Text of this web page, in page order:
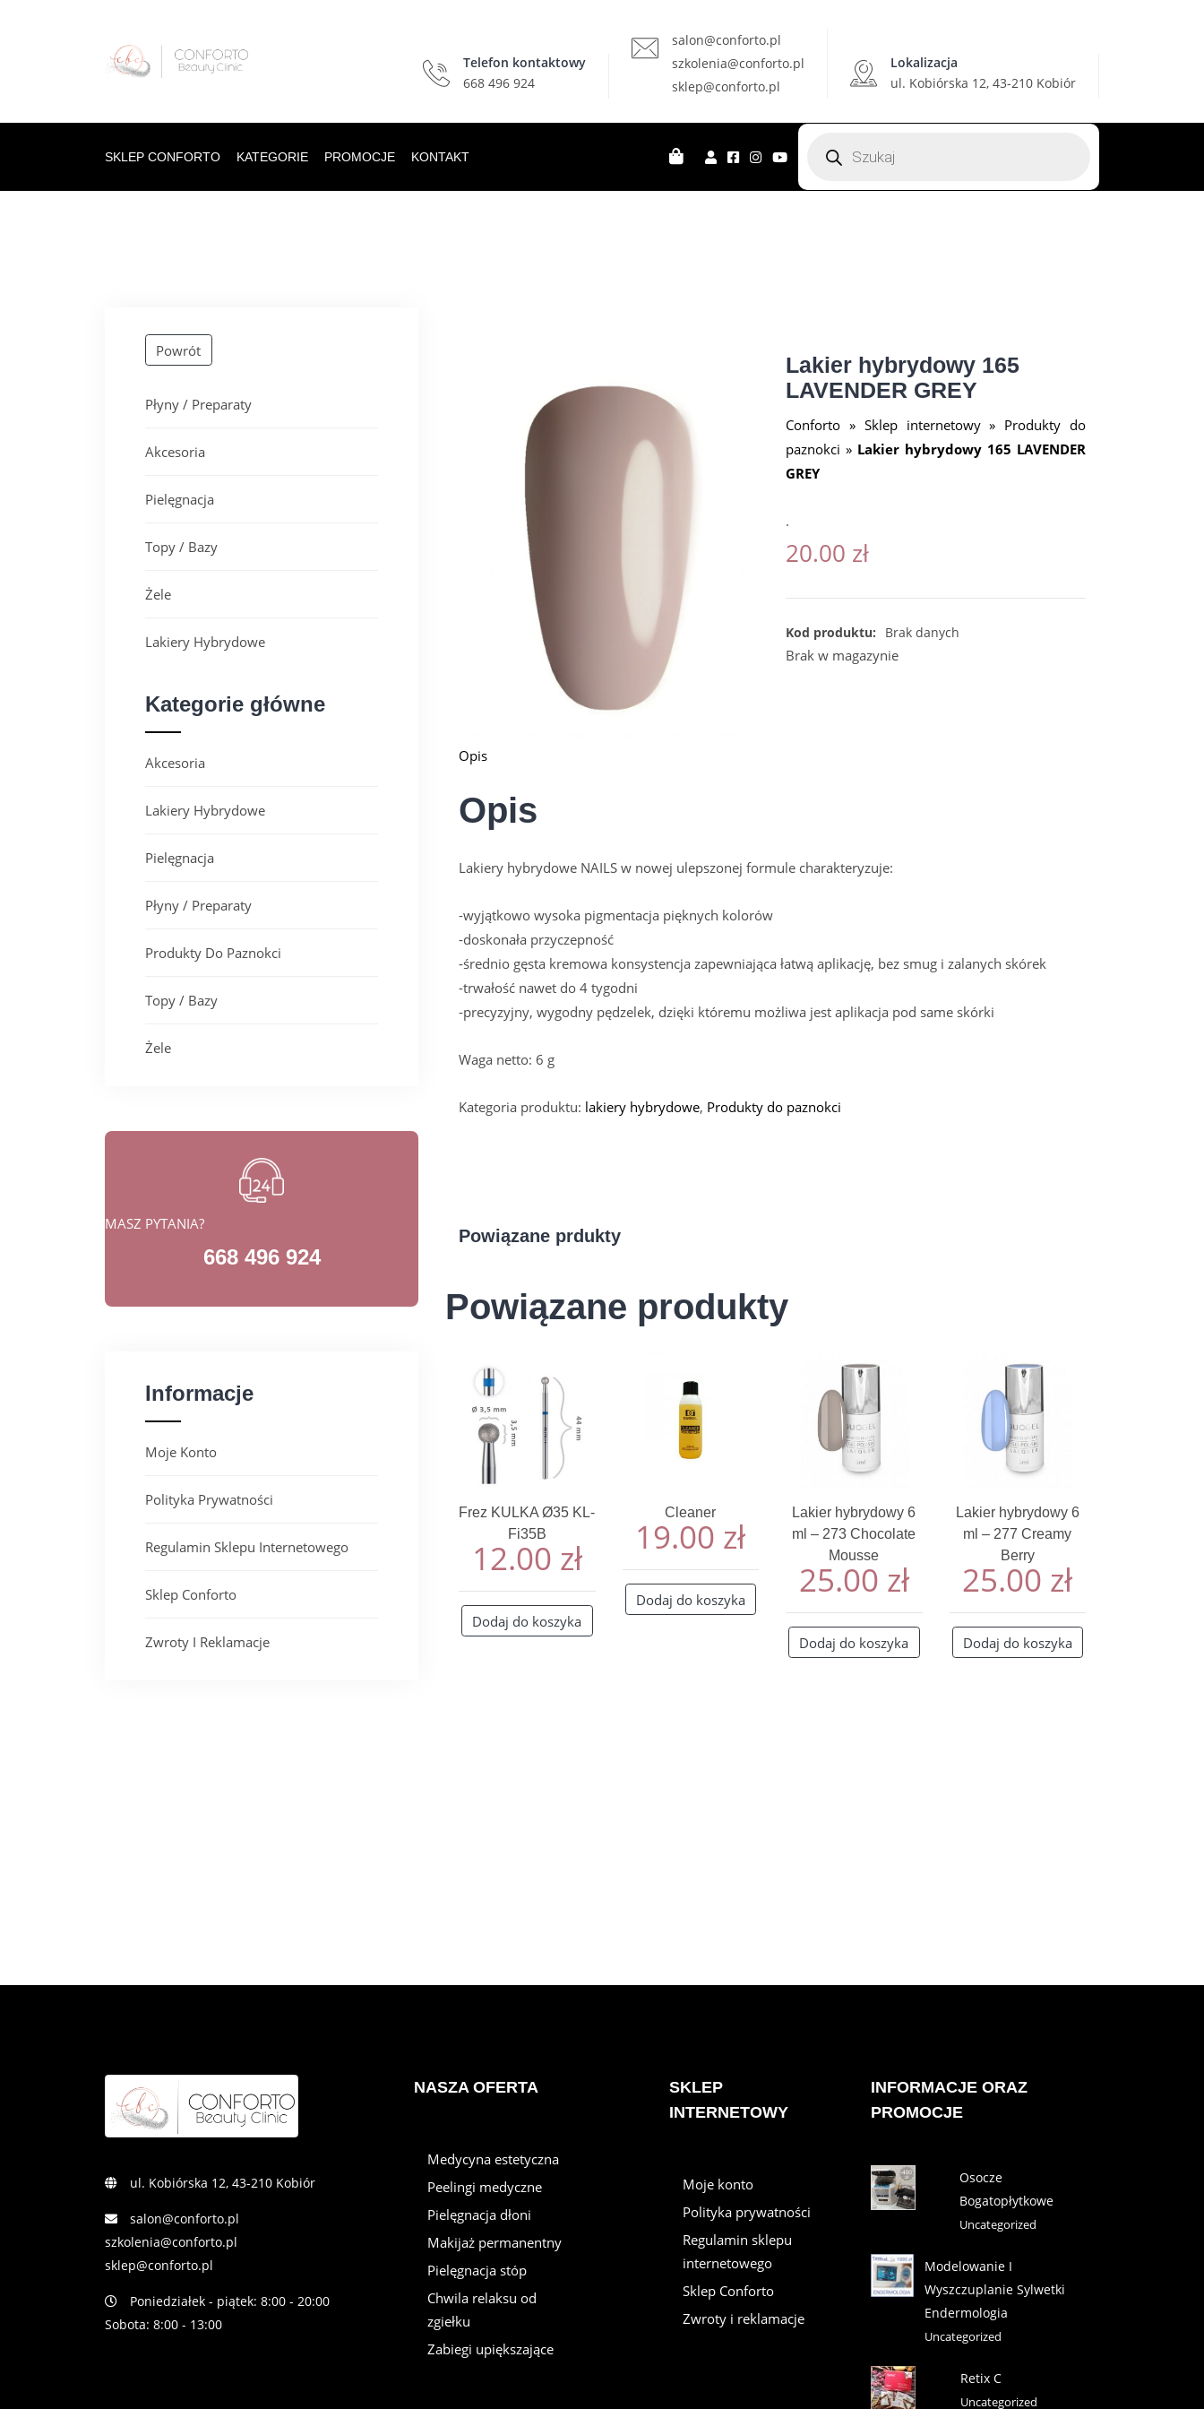
Telefon kontaktowy
668 496 924
salon@conforto.pl
szkolenia@conforto.pl
sklep@conforto.pl
Lokalizacja
ul. Kobiórska 12, 43-210 Kobiór
SKLEP CONFORTO KATEGORIE PROMOCJE KONTAKT
produktów
Powrót
Płyny / Preparaty
Akcesoria
Pielęgnacja
Topy / Bazy
Żele
Lakiery Hybrydowe
Kategorie główne
Akcesoria
Lakiery Hybrydowe
Pielęgnacja
Płyny / Preparaty
Produkty Do Paznokci
Topy / Bazy
Żele
MASZ PYTANIA?
668 496 924
Informacje
Moje Konto
Polityka Prywatności
Regulamin Sklepu Internetowego
Sklep Conforto
Zwroty I Reklamacje
Lakier hybrydowy 165
LAVENDER GREY
Conforto » Sklep internetowy» Produkty do
paznokci » Lakier hybrydowy 165 LAVENDER
GREY
.
20.00 zł
Kod produktu: Brak danych
Brak w magazynie
Opis
Opis
Lakiery hybrydowe NAILS w nowej ulepszonej formule charakteryzuje:
-wyjątkowo wysoka pigmentacja pięknych kolorów
-doskonała przyczepność
-średnio gęsta kremowa konsystencja zapewniająca łatwą aplikację, bez smug i zalanych skórek
-trwałość nawet do 4 tygodni
-precyzyjny, wygodny pędzelek, dzięki któremu możliwa jest aplikacja pod same skórki
Waga netto: 6 g
Kategoria produktu: lakiery hybrydowe, Produkty do paznokci
Powiązane prdukty
Powiązane produkty
Frez KULKA Ø35 KL-
Fi35B
12.00 zł
Dodaj do koszyka
Cleaner
19.00 zł
Dodaj do koszyka
Lakier hybrydowy 6
ml – 273 Chocolate
Mousse
25.00 zł
Dodaj do koszyka
Lakier hybrydowy 6
ml – 277 Creamy
Berry
25.00 zł
Dodaj do koszyka
ul. Kobiórska 12, 43-210 Kobiór
salon@conforto.pl
szkolenia@conforto.pl
sklep@conforto.pl
Poniedziałek - piątek: 8:00 - 20:00
Sobota: 8:00 - 13:00
NASZA OFERTA
Medycyna estetyczna
Peelingi medyczne
Pielęgnacja dłoni
Makijaż permanentny
Pielęgnacja stóp
Chwila relaksu od
zgiełku
Zabiegi upiększające
SKLEP
INTERNETOWY
Moje konto
Polityka prywatności
Regulamin sklepu
internetowego
Sklep Conforto
Zwroty i reklamacje
INFORMACJE ORAZ
PROMOCJE
Osocze
Bogatopłytkowe
Uncategorized
Modelowanie I
Wyszczuplanie Sylwetki
Endermologia
Uncategorized
Retix C
Uncategorized